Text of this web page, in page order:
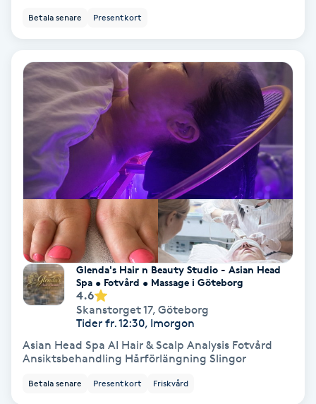
Hyperhidros
Hårborttagning
Hårbottenbehandling
Hårförlängning
Hårvård
Hälsa
Hälsprickor
Idrottsmassage
Betala senare Presentkort
Glenda's Hair n Beauty Studio - Asian Head
Spa • Fotvård • Massage i Göteborg
4.6
Skanstorget 17, Göteborg
Tider fr. 12:30, Imorgon
Asian Head Spa AI Hair & Scalp Analysis Fotvård
Ansiktsbehandling Hårförlängning Slingor
Betala senare Presentkort Friskvård